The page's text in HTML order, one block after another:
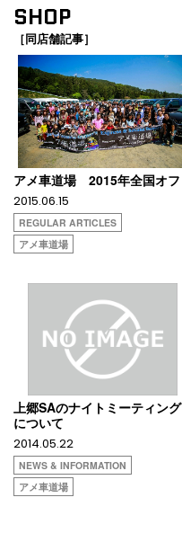
SHOP
［同店舗記事］
アメ車道場 2015年全国オフ
2015.06.15
REGULAR ARTICLES
アメ車道場
上郷SAのナイトミーティング
について
2014.05.22
NEWS & INFORMATION
アメ車道場